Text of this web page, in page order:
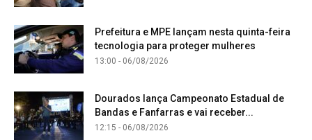
Prefeitura e MPE lançam nesta quinta-feira
tecnologia para proteger mulheres
13:00 - 06/08/2026
Dourados lança Campeonato Estadual de
Bandas e Fanfarras e vai receber...
12:15 - 06/08/2026